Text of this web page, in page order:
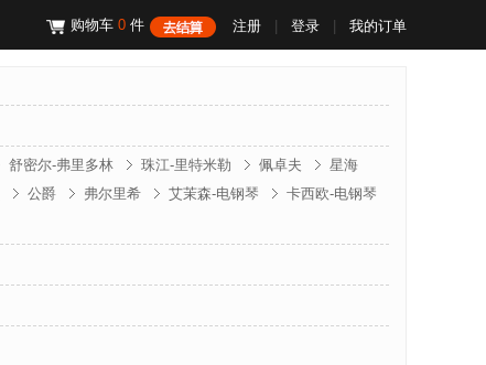
注册 登录 我的订单
购物车 0 件
舒密尔-弗里多林 珠江-里特米勒 佩卓夫
星海
公爵 弗尔里希 艾茉森-电钢琴
卡西欧-电钢琴